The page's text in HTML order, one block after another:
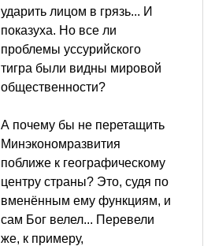
ударить лицом в грязь... И
показуха. Но все ли
проблемы уссурийского
тигра были видны мировой
общественности?
А почему бы не перетащить
Минэкономразвития
поближе к географическому
центру страны? Это, судя по
вменённым ему функциям, и
сам Бог велел... Перевели
же, к примеру,